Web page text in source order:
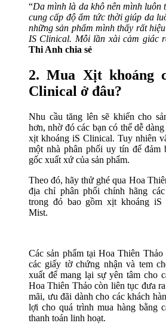
“Da mình là da khô nên mình luôn
cung cấp độ ẩm tức thời giúp da
những sản phẩm mình thấy rất
IS Clinical. Mỗi lần xài cảm giác
Thi Anh chia sẻ
2. Mua Xịt khoáng
Clinical ở đâu?
Nhu cầu tăng lên sẽ khiến cho
hơn, nhờ đó các bạn có thể dễ
xịt khoáng iS Clinical. Tuy nhiên
một nhà phân phối uy tín để đảm
gốc xuất xứ của sản phẩm.
Theo đó, hãy thử ghé qua Hoa
địa chỉ phân phối chính hãng
trong đó bao gồm xịt khoáng iS
Mist.
Các sản phẩm tại Hoa Thiên
các giấy tờ chứng nhận và tem
xuất để mang lại sự yên tâm cho
Hoa Thiên Thảo còn liên tục đưa
mãi, ưu đãi dành cho các khách
lợi cho quá trình mua hàng bằng
thanh toán linh hoạt.